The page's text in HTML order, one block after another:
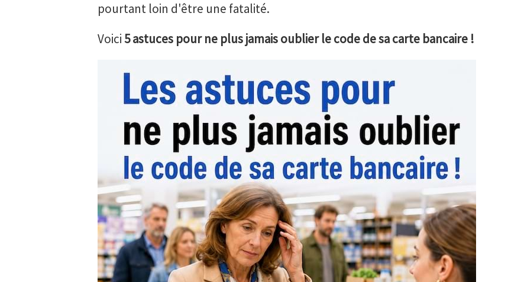
pourtant loin d'être une fatalité.
Voici5 astuces pour ne plus jamais oublier le code de sa carte bancaire !